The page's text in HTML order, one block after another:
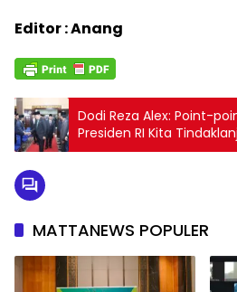
Editor : Anang
Dodi Reza Alex: Point-
Presiden RI Kita
MATTANEWS POPULER